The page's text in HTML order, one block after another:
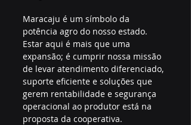
Maracaju é um símbolo da
potência agro do nosso estado.
Estar aqui é mais que uma
expansão; é cumprir nossa missão
de levar atendimento diferenciado,
suporte eficiente e soluções que
gerem rentabilidade e segurança
operacional ao produtor está na
proposta da cooperativa.